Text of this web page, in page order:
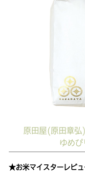
原田屋(原田章弘
ゆめ
★お米マイスターレビ